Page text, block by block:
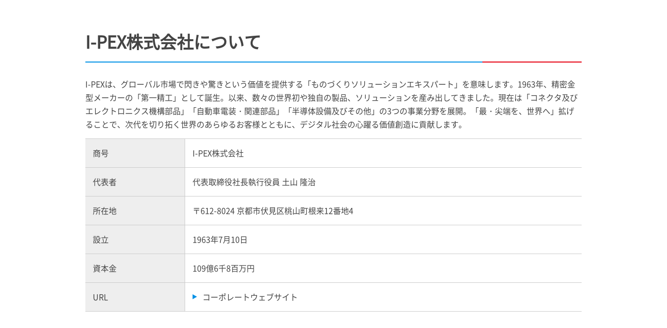
I-PEX株式会社について
I-PEXは、グローバル市場で閃きや驚きという価値を提供する「ものづくりソリューションエキスパート」を意味します。1963年、精密金
型メーカーの「第一精工」として誕生。以来、数々の世界初や独自の製品、ソリューションを産み出してきました。現在は「コネクタ及び
エレクトロニクス機構部品」「自動車電装・関連部品」「半導体設備及びその他」の3つの事業分野を展開。「最・尖端を、世界へ」拡げ
ることで、次代を切り拓く世界のあらゆるお客様とともに、デジタル社会の心躍る価値創造に貢献します。
商号 I-PEX株式会社
代表者 代表取締役社長執行役員 土山 隆治
所在地 〒612-8024 京都市伏見区桃山町根来12番地4
設立 1963年7月10日
資本金 109億6千8百万円
URL コーポレートウェブサイト